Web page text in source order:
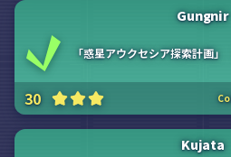
Gungnir
「惑星アウクセシア探索計画
30
Kujata